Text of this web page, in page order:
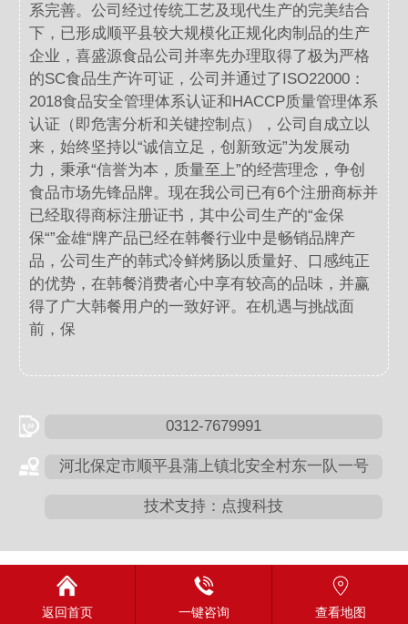
系完善。公司经过传统工艺及现代生产的完美结合
下，已形成顺平县较大规模化正规化肉制品的生产
企业，喜盛源食品公司并率先办理取得了极为严格
的SC食品生产许可证，公司并通过了ISO22000：
2018食品安全管理体系认证和HACCP质量管理体系
认证（即危害分析和关键控制点），公司自成立以
来，始终坚持以“诚信立足，创新致远”为发展动
力，秉承“信誉为本，质量至上”的经营理念，争创
食品市场先锋品牌。现在我公司已有6个注册商标并
已经取得商标注册证书，其中公司生产的“金保
保“”金雄“牌产品已经在韩餐行业中是畅销品牌产
品，公司生产的韩式冷鲜烤肠以质量好、口感纯正
的优势，在韩餐消费者心中享有较高的品味，并赢
得了广大韩餐用户的一致好评。在机遇与挑战面
前，保
0312-7679991
河北保定市顺平县蒲上镇北安全村东一队一号
技术支持：点搜科技
返回首页 一键咨询 查看地图